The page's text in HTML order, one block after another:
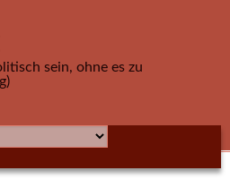
sein, ohne es zu